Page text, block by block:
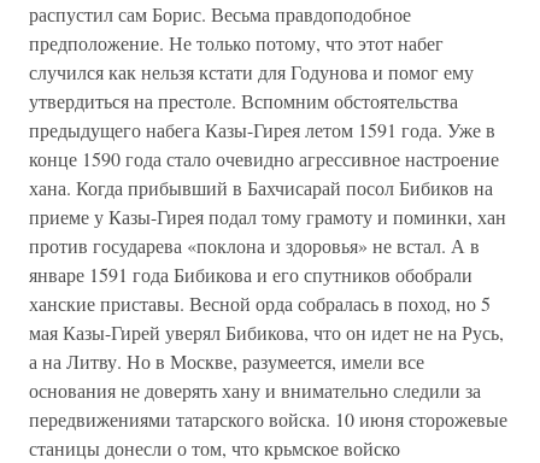
распустил сам Борис. Весьма правдоподобное
предположение. Не только потому, что этот набег
случился как нельзя кстати для Годунова и помог ему
утвердиться на престоле. Вспомним обстоятельства
предыдущего набега Казы-Гирея летом 1591 года. Уже в
конце 1590 года стало очевидно агрессивное настроение
хана. Когда прибывший в Бахчисарай посол Бибиков на
приеме у Казы-Гирея подал тому грамоту и поминки, хан
против государева «поклона и здоровья» не встал. А в
январе 1591 года Бибикова и его спутников обобрали
ханские приставы. Весной орда собралась в поход, но 5
мая Казы-Гирей уверял Бибикова, что он идет не на Русь,
а на Литву. Но в Москве, разумеется, имели все
основания не доверять хану и внимательно следили за
передвижениями татарского войска. 10 июня сторожевые
станицы донесли о том, что крьмское войско